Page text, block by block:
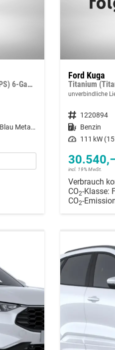
Titanium (Titanium) 1.5 EcoBoost 110kW (150 PS) 6-Gang Schaltgetriebe
Blau, Dynamic-Blau Metallic (PN4FZ0)
Ford Kuga
unverbindliche
Fahrzeugnummer 1220894
Kraftstoff Benzin
Leistung 111 kW
incl. 19% MwSt.
Verbrauch
CO2-Klasse:
CO2-